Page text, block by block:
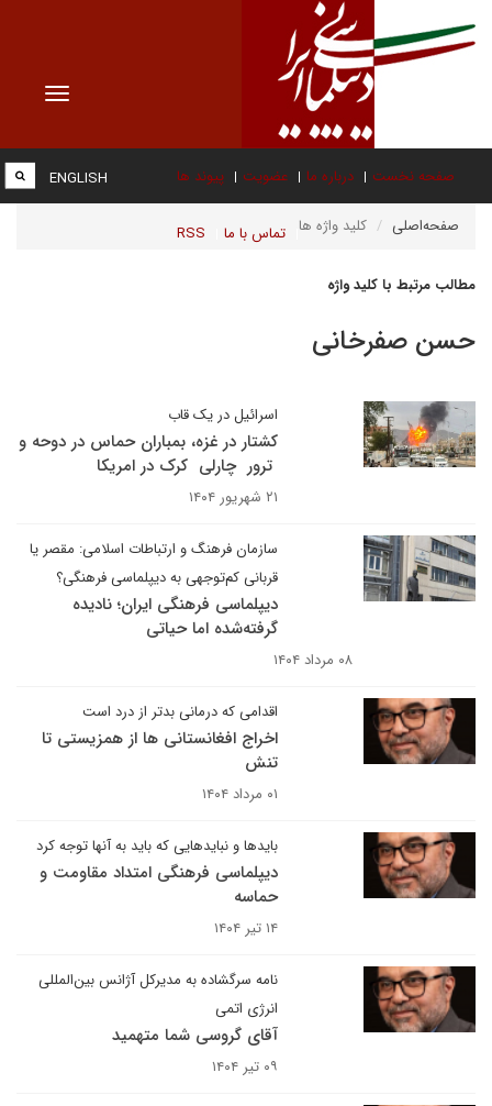
Toggle
صفحه نخست درباره ما عضویت پیوند ها
تماس با ما RSS
ENGLISH
صفحه‌اصلی کلید واژه ها
مطالب مرتبط با کلید واژه
حسن صفرخانی
اسرائیل در یک قاب
کشتار در غزه، بمباران حماس در دوحه و
ترور چارلی کرک در امریکا
۲۱ شهریور ۱۴۰۴
سازمان فرهنگ و ارتباطات اسلامی: مقصر یا
قربانی کم‌توجهی به دیپلماسی فرهنگی؟
دیپلماسی فرهنگی ایران؛ نادیده
گرفته‌شده اما حیاتی
۰۸ مرداد ۱۴۰۴
اقدامی که درمانی بدتر از درد است
اخراج افغانستانی ها از همزیستی تا
تنش
۰۱ مرداد ۱۴۰۴
بایدها و نبایدهایی که باید به آنها توجه کرد
دیپلماسی فرهنگی امتداد مقاومت و
حماسه
۱۴ تیر ۱۴۰۴
نامه سرگشاده به مدیرکل آژانس بین‌المللی
انرژی اتمی
آقای گروسی شما متهمید
۰۹ تیر ۱۴۰۴